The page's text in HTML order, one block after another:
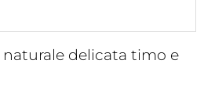
delicata timo e